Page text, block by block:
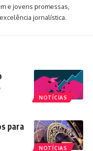
e jovens promessas,
jornalística.
NOTÍCIAS
NOTÍCIAS
para